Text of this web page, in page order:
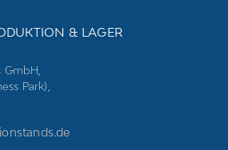
& LAGER
GmbH,
Park),